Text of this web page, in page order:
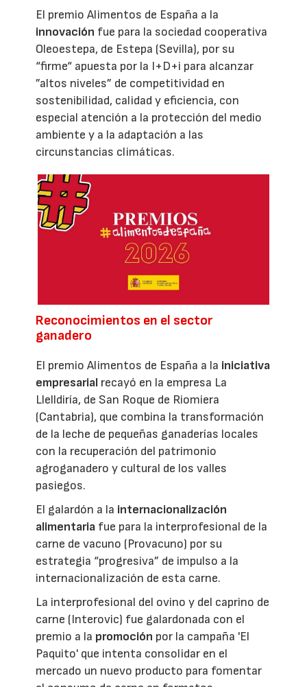
El premio Alimentos de España a la
innovación fue para la sociedad cooperativa
Oleoestepa, de Estepa (Sevilla), por su
“firme“ apuesta por la I+D+i para alcanzar
”altos niveles” de competitividad en
sostenibilidad, calidad y eficiencia, con
especial atención a la protección del medio
ambiente y a la adaptación a las
circunstancias climáticas.
Reconocimientos en el sector
ganadero
El premio Alimentos de España a la iniciativa
empresarial recayó en la empresa La
Llelldiría, de San Roque de Riomiera
(Cantabria), que combina la transformación
de la leche de pequeñas ganaderías locales
con la recuperación del patrimonio
agroganadero y cultural de los valles
pasiegos.
El galardón a la internacionalización
alimentaria fue para la interprofesional de la
carne de vacuno (Provacuno) por su
estrategia “progresiva” de impulso a la
internacionalización de esta carne.
La interprofesional del ovino y del caprino de
carne (Interovic) fue galardonada con el
premio a la promoción por la campaña 'El
Paquito' que intenta consolidar en el
mercado un nuevo producto para fomentar